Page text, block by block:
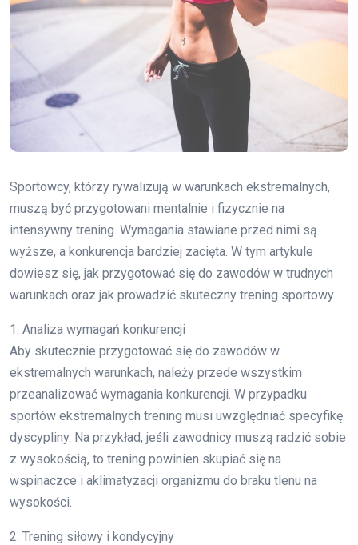
Sportowcy, którzy rywalizują w warunkach ekstremalnych,
muszą być przygotowani mentalnie i fizycznie na
intensywny trening. Wymagania stawiane przed nimi są
wyższe, a konkurencja bardziej zacięta. W tym artykule
dowiesz się, jak przygotować się do zawodów w trudnych
warunkach oraz jak prowadzić skuteczny trening sportowy.
1. Analiza wymagań konkurencji
Aby skutecznie przygotować się do zawodów w
ekstremalnych warunkach, należy przede wszystkim
przeanalizować wymagania konkurencji. W przypadku
sportów ekstremalnych trening musi uwzględniać specyfikę
dyscypliny. Na przykład, jeśli zawodnicy muszą radzić sobie
z wysokością, to trening powinien skupiać się na
wspinaczce i aklimatyzacji organizmu do braku tlenu na
wysokości.
2. Trening siłowy i kondycyjny